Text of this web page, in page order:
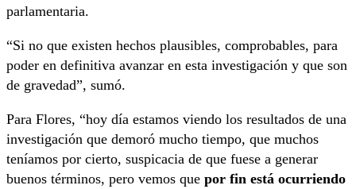
parlamentaria.
“Si no que existen hechos plausibles, comprobables, para
poder en definitiva avanzar en esta investigación y que son
de gravedad”, sumó.
Para Flores, “hoy día estamos viendo los resultados de una
investigación que demoró mucho tiempo, que muchos
teníamos por cierto, suspicacia de que fuese a generar
buenos términos, pero vemos que por fin está ocurriendo